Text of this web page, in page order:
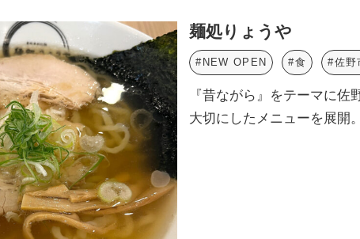
麺処りょうや
#NEW OPEN #食 #佐野
『昔ながら』をテーマに佐
大切にしたメニューを展開。